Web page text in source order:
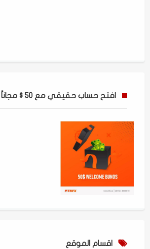
افتح حساب حقيقي مع 50 $ مجاناً
اقسام الموقع